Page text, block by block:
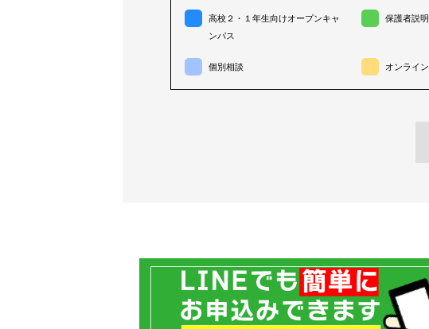
高校２・１年生向けオープンキャ
ンパス
保護者説
個別相談 オンライ